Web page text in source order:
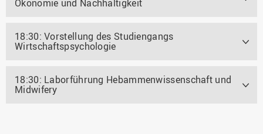
Ökonomie und Nachhaltigkeit
18:30: Vorstellung des Studiengangs
Wirtschaftspsychologie
18:30: Laborführung Hebammenwissenschaft und
Midwifery